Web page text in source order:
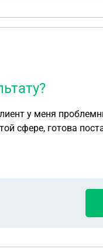
сфере, готова
услуги, за